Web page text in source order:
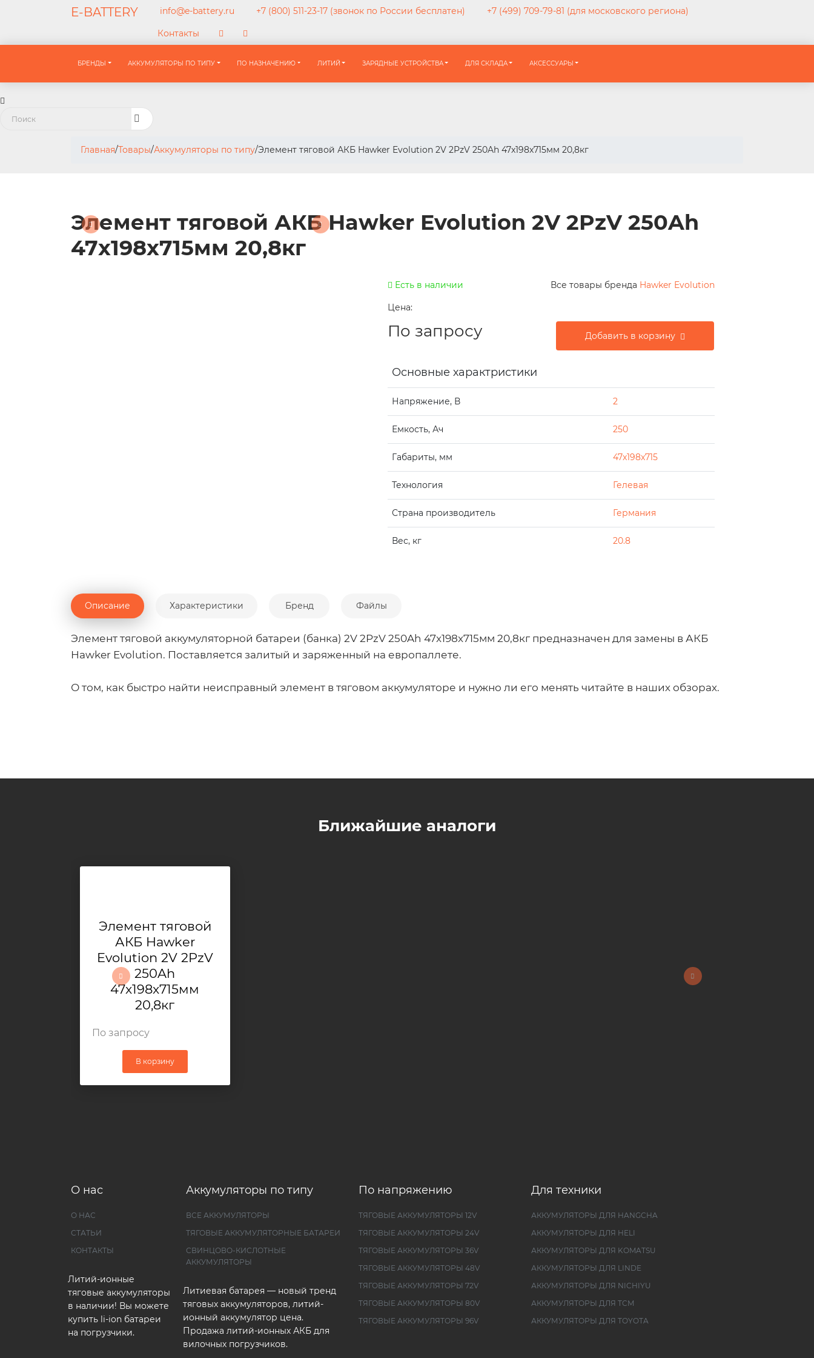
E-BATTERY info@e-battery.ru +7 (800) 511-23-17 (звонок по России бесплатен) +7 (499) 709-79-81 (для московского региона)
Контакты
БРЕНДЫ АККУМУЛЯТОРЫ ПО ТИПУ ПО НАЗНАЧЕНИЮ ЛИТИЙ ЗАРЯДНЫЕ УСТРОЙСТВА ДЛЯ СКЛАДА АКСЕССУАРЫ
Главная/Товары/Аккумуляторы по типу/Элемент тяговой АКБ Hawker Evolution 2V 2PzV 250Ah 47x198x715мм 20,8кг
Элемент тяговой АКБ Hawker Evolution 2V 2PzV 250Ah
47x198x715мм 20,8кг
Есть в наличии Все товары бренда Hawker Evolution
Цена:
По запросу Добавить в корзину
Основные характристики
Напряжение, В 2
Емкость, Ач 250
Габариты, мм 47x198x715
Технология Гелевая
Страна производитель Германия
Вес, кг 20.8
Описание Характеристики Бренд Файлы
Элемент тяговой аккумуляторной батареи (банка) 2V 2PzV 250Ah 47x198x715мм 20,8кг предназначен для замены в АКБ
Hawker Evolution. Поставляется залитый и заряженный на европаллете.
О том, как быстро найти неисправный элемент в тяговом аккумуляторе и нужно ли его менять читайте в наших обзорах.
Ближайшие аналоги
Элемент тяговой
АКБ Hawker
Evolution 2V 2PzV
250Ah
47x198x715мм
20,8кг
По запросу
В корзину
О нас
О НАС
СТАТЬИ
КОНТАКТЫ
Литий-ионные
тяговые аккумуляторы
в наличии! Вы можете
купить li-ion батареи
на погрузчики.
Аккумуляторы по типу
ВСЕ АККУМУЛЯТОРЫ
ТЯГОВЫЕ АККУМУЛЯТОРНЫЕ БАТАРЕИ
СВИНЦОВО-КИСЛОТНЫЕ
АККУМУЛЯТОРЫ
Литиевая батарея — новый тренд
тяговых аккумуляторов, литий-
ионный аккумулятор цена.
Продажа литий-ионных АКБ для
вилочных погрузчиков.
По напряжению
ТЯГОВЫЕ АККУМУЛЯТОРЫ 12V
ТЯГОВЫЕ АККУМУЛЯТОРЫ 24V
ТЯГОВЫЕ АККУМУЛЯТОРЫ 36V
ТЯГОВЫЕ АККУМУЛЯТОРЫ 48V
ТЯГОВЫЕ АККУМУЛЯТОРЫ 72V
ТЯГОВЫЕ АККУМУЛЯТОРЫ 80V
ТЯГОВЫЕ АККУМУЛЯТОРЫ 96V
Для техники
АККУМУЛЯТОРЫ ДЛЯ HANGCHA
АККУМУЛЯТОРЫ ДЛЯ HELI
АККУМУЛЯТОРЫ ДЛЯ KOMATSU
АККУМУЛЯТОРЫ ДЛЯ LINDE
АККУМУЛЯТОРЫ ДЛЯ NICHIYU
АККУМУЛЯТОРЫ ДЛЯ TCM
АККУМУЛЯТОРЫ ДЛЯ TOYOTA